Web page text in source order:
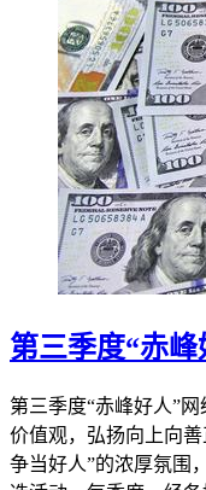
第三季度“赤
第三季度“赤峰好人”
价值观，弘扬向上向善
争当好人”的浓厚氛围